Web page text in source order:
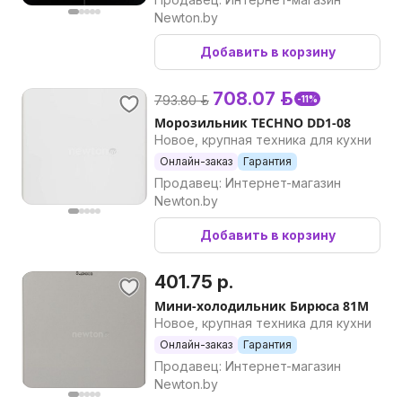
Newton.by
Добавить в корзину
793.80 р. 708.07 р. -11%
Морозильник TECHNO DD1-08
Новое, крупная техника для кухни
Онлайн-заказ Гарантия
Продавец: Интернет-магазин
Newton.by
Добавить в корзину
401.75 р.
Мини-холодильник Бирюса 81M
Новое, крупная техника для кухни
Онлайн-заказ Гарантия
Продавец: Интернет-магазин
Newton.by